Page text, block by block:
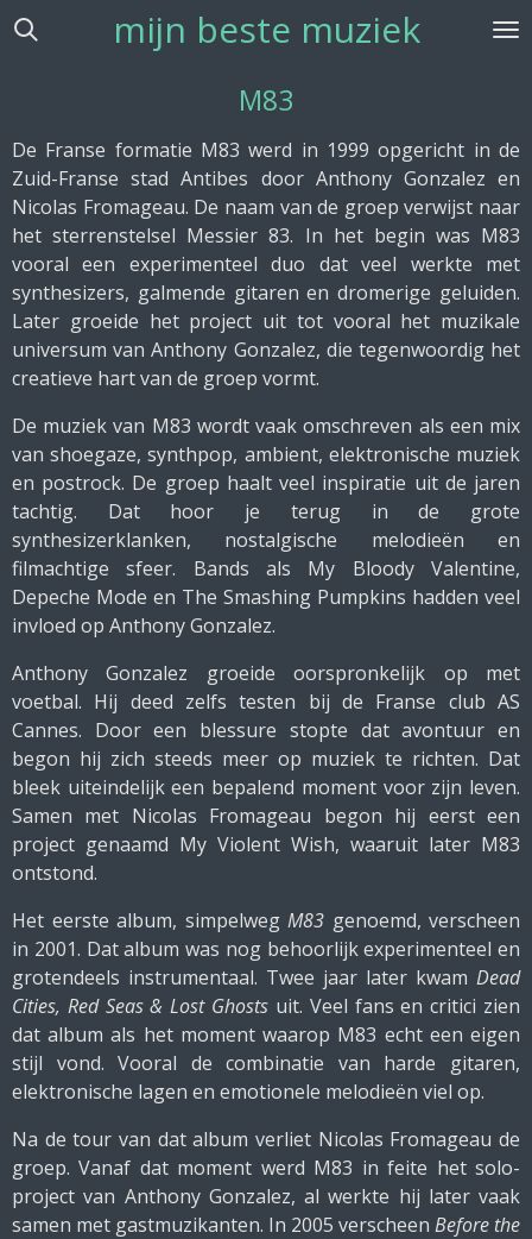
Ga
hoofdinhoud
mijn beste muziek
M83
De Franse formatie M83 werd in 1999 opgericht in de
Zuid-Franse stad Antibes door Anthony Gonzalez en
Nicolas Fromageau. De naam van de groep verwijst naar
het sterrenstelsel Messier 83. In het begin was M83
vooral een experimenteel duo dat veel werkte met
synthesizers, galmende gitaren en dromerige geluiden.
Later groeide het project uit tot vooral het muzikale
universum van Anthony Gonzalez, die tegenwoordig het
creatieve hart van de groep vormt.
De muziek van M83 wordt vaak omschreven als een mix
van shoegaze, synthpop, ambient, elektronische muziek
en postrock. De groep haalt veel inspiratie uit de jaren
tachtig. Dat hoor je terug in de grote
synthesizerklanken, nostalgische melodieën en
filmachtige sfeer. Bands als My Bloody Valentine,
Depeche Mode en The Smashing Pumpkins hadden veel
invloed op Anthony Gonzalez.
Anthony Gonzalez groeide oorspronkelijk op met
voetbal. Hij deed zelfs testen bij de Franse club AS
Cannes. Door een blessure stopte dat avontuur en
begon hij zich steeds meer op muziek te richten. Dat
bleek uiteindelijk een bepalend moment voor zijn leven.
Samen met Nicolas Fromageau begon hij eerst een
project genaamd My Violent Wish, waaruit later M83
ontstond.
Het eerste album, simpelweg M83 genoemd, verscheen
in 2001. Dat album was nog behoorlijk experimenteel en
grotendeels instrumentaal. Twee jaar later kwam Dead
Cities, Red Seas & Lost Ghosts uit. Veel fans en critici zien
dat album als het moment waarop M83 echt een eigen
stijl vond. Vooral de combinatie van harde gitaren,
elektronische lagen en emotionele melodieën viel op.
Na de tour van dat album verliet Nicolas Fromageau de
groep. Vanaf dat moment werd M83 in feite het solo-
project van Anthony Gonzalez, al werkte hij later vaak
samen met gastmuzikanten. In 2005 verscheen Before the